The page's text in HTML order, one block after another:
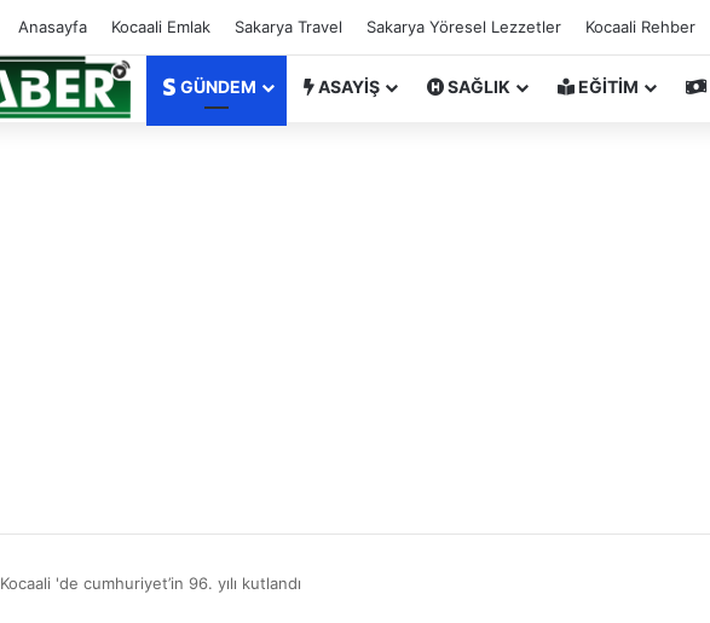
Anasayfa Kocaali Emlak Sakarya Travel Sakarya Yöresel Lezzetler Kocaali Rehber
GÜNDEM ASAYİŞ SAĞLIK EĞİTİM
Kocaali 'de cumhuriyet’in 96. yılı kutlandı